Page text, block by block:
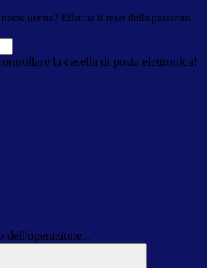
utente? Effettua il reset della password
la casella di posta elettronica!
dell'operazione...